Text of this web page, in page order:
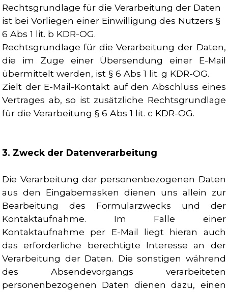
Rechtsgrundlage für die Verarbeitung der Daten
ist bei Vorliegen einer Einwilligung des Nutzers §
6 Abs 1 lit. b KDR-OG.
Rechtsgrundlage für die Verarbeitung der Daten,
die im Zuge einer Übersendung einer E-Mail
übermittelt werden, ist § 6 Abs 1 lit. g KDR-OG.
Zielt der E-Mail-Kontakt auf den Abschluss eines
Vertrages ab, so ist zusätzliche Rechtsgrundlage
für die Verarbeitung § 6 Abs 1 lit. c KDR-OG.
3. Zweck der Datenverarbeitung
Die Verarbeitung der personenbezogenen Daten
aus den Eingabemasken dienen uns allein zur
Bearbeitung des Formularzwecks und der
Kontaktaufnahme. Im Falle einer
Kontaktaufnahme per E-Mail liegt hieran auch
das erforderliche berechtigte Interesse an der
Verarbeitung der Daten. Die sonstigen während
des Absendevorgangs verarbeiteten
personenbezogenen Daten dienen dazu, einen